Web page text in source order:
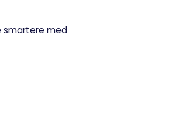
smartere med